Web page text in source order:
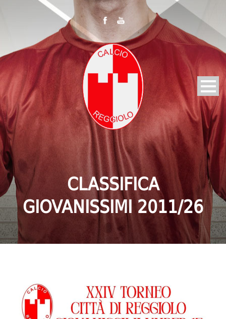
CLASSIFICA
GIOVANISSIMI 2011/26